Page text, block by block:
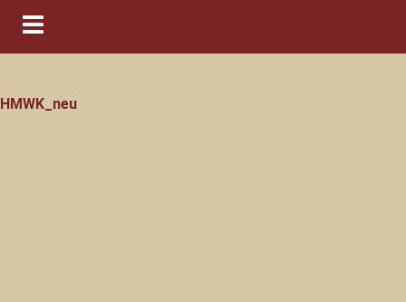
Navigation ein-/ausblenden
HMWK_neu